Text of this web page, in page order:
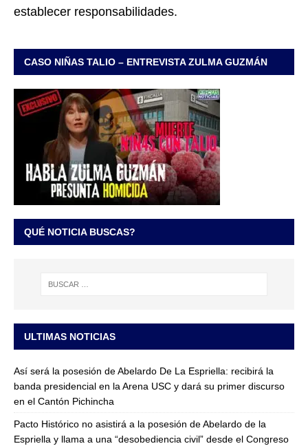
establecer responsabilidades.
CASO NIÑAS TALIO – ENTREVISTA ZULMA GUZMÁN
QUÉ NOTICIA BUSCAS?
ULTIMAS NOTICIAS
Así será la posesión de Abelardo De La Espriella: recibirá la
banda presidencial en la Arena USC y dará su primer discurso
en el Cantón Pichincha
Pacto Histórico no asistirá a la posesión de Abelardo de la
Espriella y llama a una “desobediencia civil” desde el Congreso